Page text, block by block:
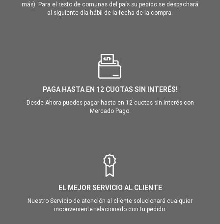
más). Para el resto de comunas del país su pedido se despachará
al siguiente día hábil de la fecha de la compra.
PAGA HASTA EN 12 CUOTAS SIN INTERÉS!
Desde Ahora puedes pagar hasta en 12 cuotas sin interés con
Mercado Pago.
EL MEJOR SERVICIO AL CLIENTE
Nuestro Servicio de atención al cliente solucionará cualquier
inconveniente relacionado con tu pedido.